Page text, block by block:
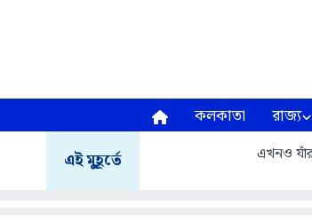
কলকাতা রাজ্য
এই মুহূর্তে এখনও